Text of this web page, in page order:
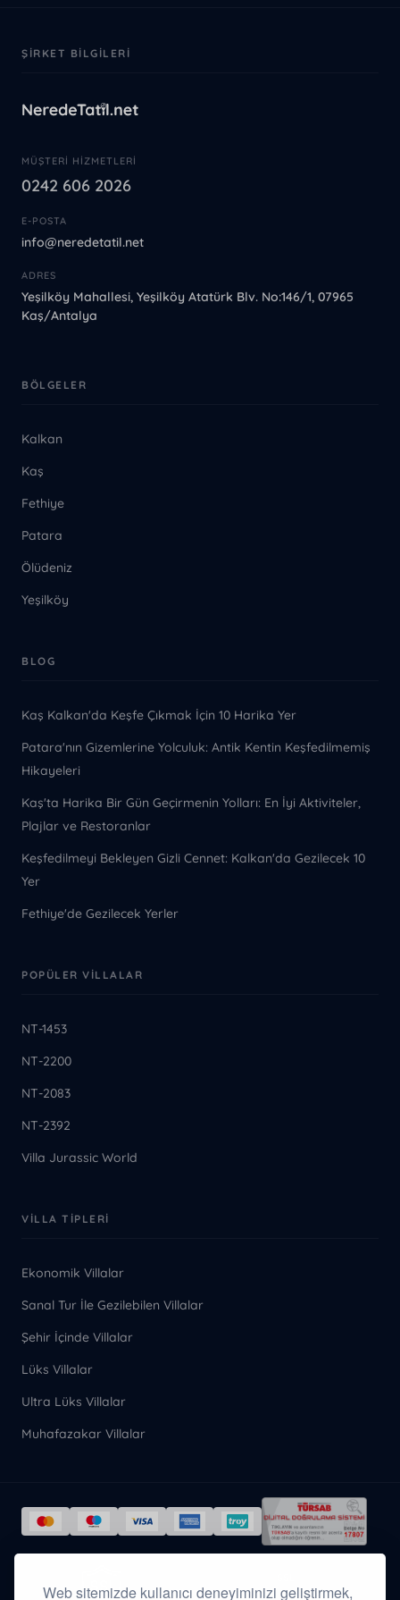
Web sitemizde kullanıcı deneyiminizi geliştirmek,
ŞIRKET BILGILERI
MÜŞTERI HIZMETLERI
0242 606 2026
E-POSTA
info@neredetatil.net
ADRES
Yeşilköy Mahallesi, Yeşilköy Atatürk Blv. No:146/1, 07965
Kaş/Antalya
BÖLGELER
Kalkan
Kaş
Fethiye
Patara
Ölüdeniz
Yeşilköy
BLOG
Kaş Kalkan'da Keşfe Çıkmak İçin 10 Harika Yer
Patara'nın Gizemlerine Yolculuk: Antik Kentin Keşfedilmemiş
Hikayeleri
Kaş'ta Harika Bir Gün Geçirmenin Yolları: En İyi Aktiviteler,
Plajlar ve Restoranlar
Keşfedilmeyi Bekleyen Gizli Cennet: Kalkan'da Gezilecek 10
Yer
Fethiye'de Gezilecek Yerler
POPÜLER VILLALAR
NT-1453
NT-2200
NT-2083
NT-2392
Villa Jurassic World
VILLA TIPLERI
Ekonomik Villalar
Sanal Tur İle Gezilebilen Villalar
Şehir İçinde Villalar
Lüks Villalar
Ultra Lüks Villalar
Muhafazakar Villalar
sertifikasıylaşifrelenmiş olarak